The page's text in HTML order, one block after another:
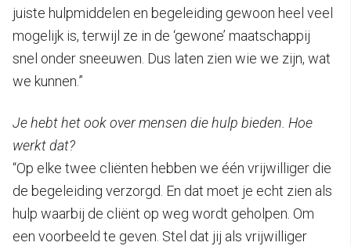
juiste hulpmiddelen en begeleiding gewoon heel veel
mogelijk is, terwijl ze in de ‘gewone’ maatschappij
snel onder sneeuwen. Dus laten zien wie we zijn, wat
we kunnen.”
Je hebt het ook over mensen die hulp bieden. Hoe
werkt dat?
“Op elke twee cliënten hebben we één vrijwilliger die
de begeleiding verzorgd. En dat moet je echt zien als
hulp waarbij de cliënt op weg wordt geholpen. Om
een voorbeeld te geven. Stel dat jij als vrijwilliger